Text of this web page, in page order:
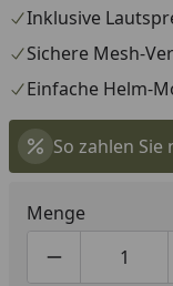
Inklusive
Sichere Mesh-
Einfache Helm-
So zahlen Sie
Menge